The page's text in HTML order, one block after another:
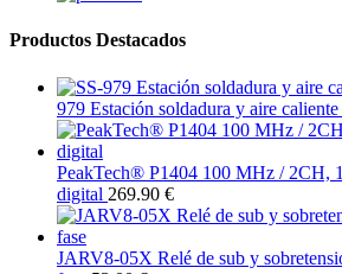
Productos Destacados
979 Estación soldadura y aire
PeakTech® P1404 100 MHz / 2CH,
digital 269.90 €
JARV8-05X Relé de sub y